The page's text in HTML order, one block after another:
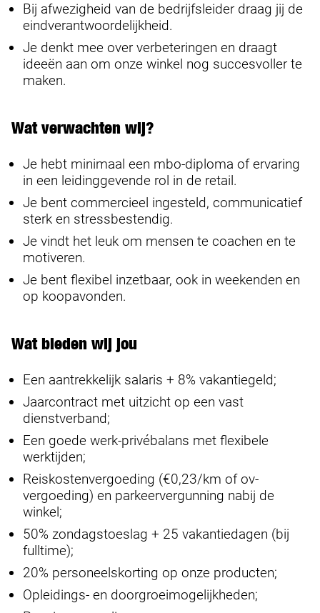
Bij afwezigheid van de bedrijfsleider draag jij de
eindverantwoordelijkheid.
Je denkt mee over verbeteringen en draagt
ideeën aan om onze winkel nog succesvoller te
maken.
Wat verwachten wij?
Je hebt minimaal een mbo-diploma of ervaring
in een leidinggevende rol in de retail.
Je bent commercieel ingesteld, communicatief
sterk en stressbestendig.
Je vindt het leuk om mensen te coachen en te
motiveren.
Je bent flexibel inzetbaar, ook in weekenden en
op koopavonden.
Wat bieden wij jou
Een aantrekkelijk salaris + 8% vakantiegeld;
Jaarcontract met uitzicht op een vast
dienstverband;
Een goede werk-privébalans met flexibele
werktijden;
Reiskostenvergoeding (€0,23/km of ov-
vergoeding) en parkeervergunning nabij de
winkel;
50% zondagstoeslag + 25 vakantiedagen (bij
fulltime);
20% personeelskorting op onze producten;
Opleidings- en doorgroeimogelijkheden;